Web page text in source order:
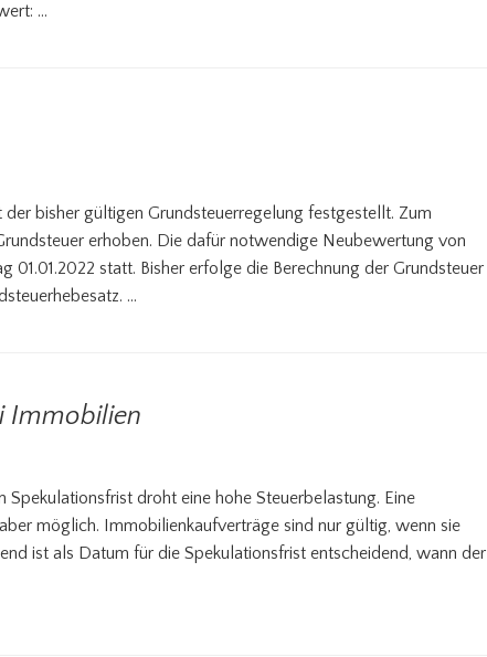
…
bisher gültigen Grundsteuerregelung festgestellt. Zum
erhoben. Die dafür notwendige Neubewertung von
statt. Bisher erfolge die Berechnung der Grundsteuer
…
Immobilien
droht eine hohe Steuerbelastung. Eine
möglich. Immobilienkaufverträge sind nur gültig, wenn sie
ist als Datum für die Spekulationsfrist entscheidend, wann der